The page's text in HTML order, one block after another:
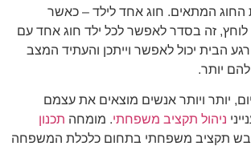
החוג המתאים. חוג אחד לילד – כאשר
זה בסדר לאפשר לכל ילד חוג אחד עם
הבית יכול לאפשר וייתכן והעתיד המצב
יותר.
יותר ויותר אנשים מוצאים את עצמם
ניהול תקציב משפחתי. מומחה תכנון
תקציב משפחתי בתחום כלכלת המשפחה